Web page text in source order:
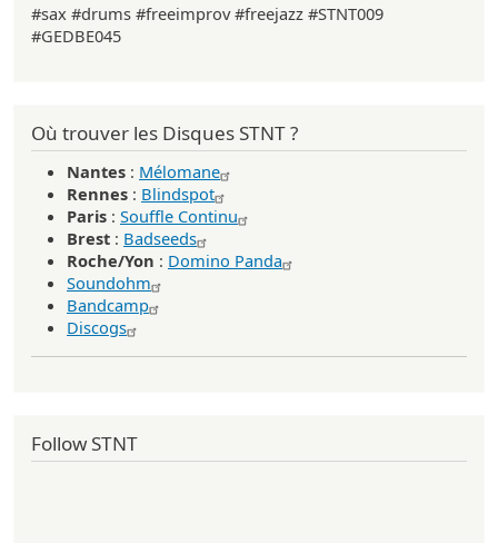
#sax #drums #freeimprov #freejazz #STNT009
#GEDBE045
Où trouver les Disques STNT ?
Nantes : Mélomane
Rennes : Blindspot
Paris : Souffle Continu
Brest : Badseeds
Roche/Yon : Domino Panda
Soundohm
Bandcamp
Discogs
Follow STNT